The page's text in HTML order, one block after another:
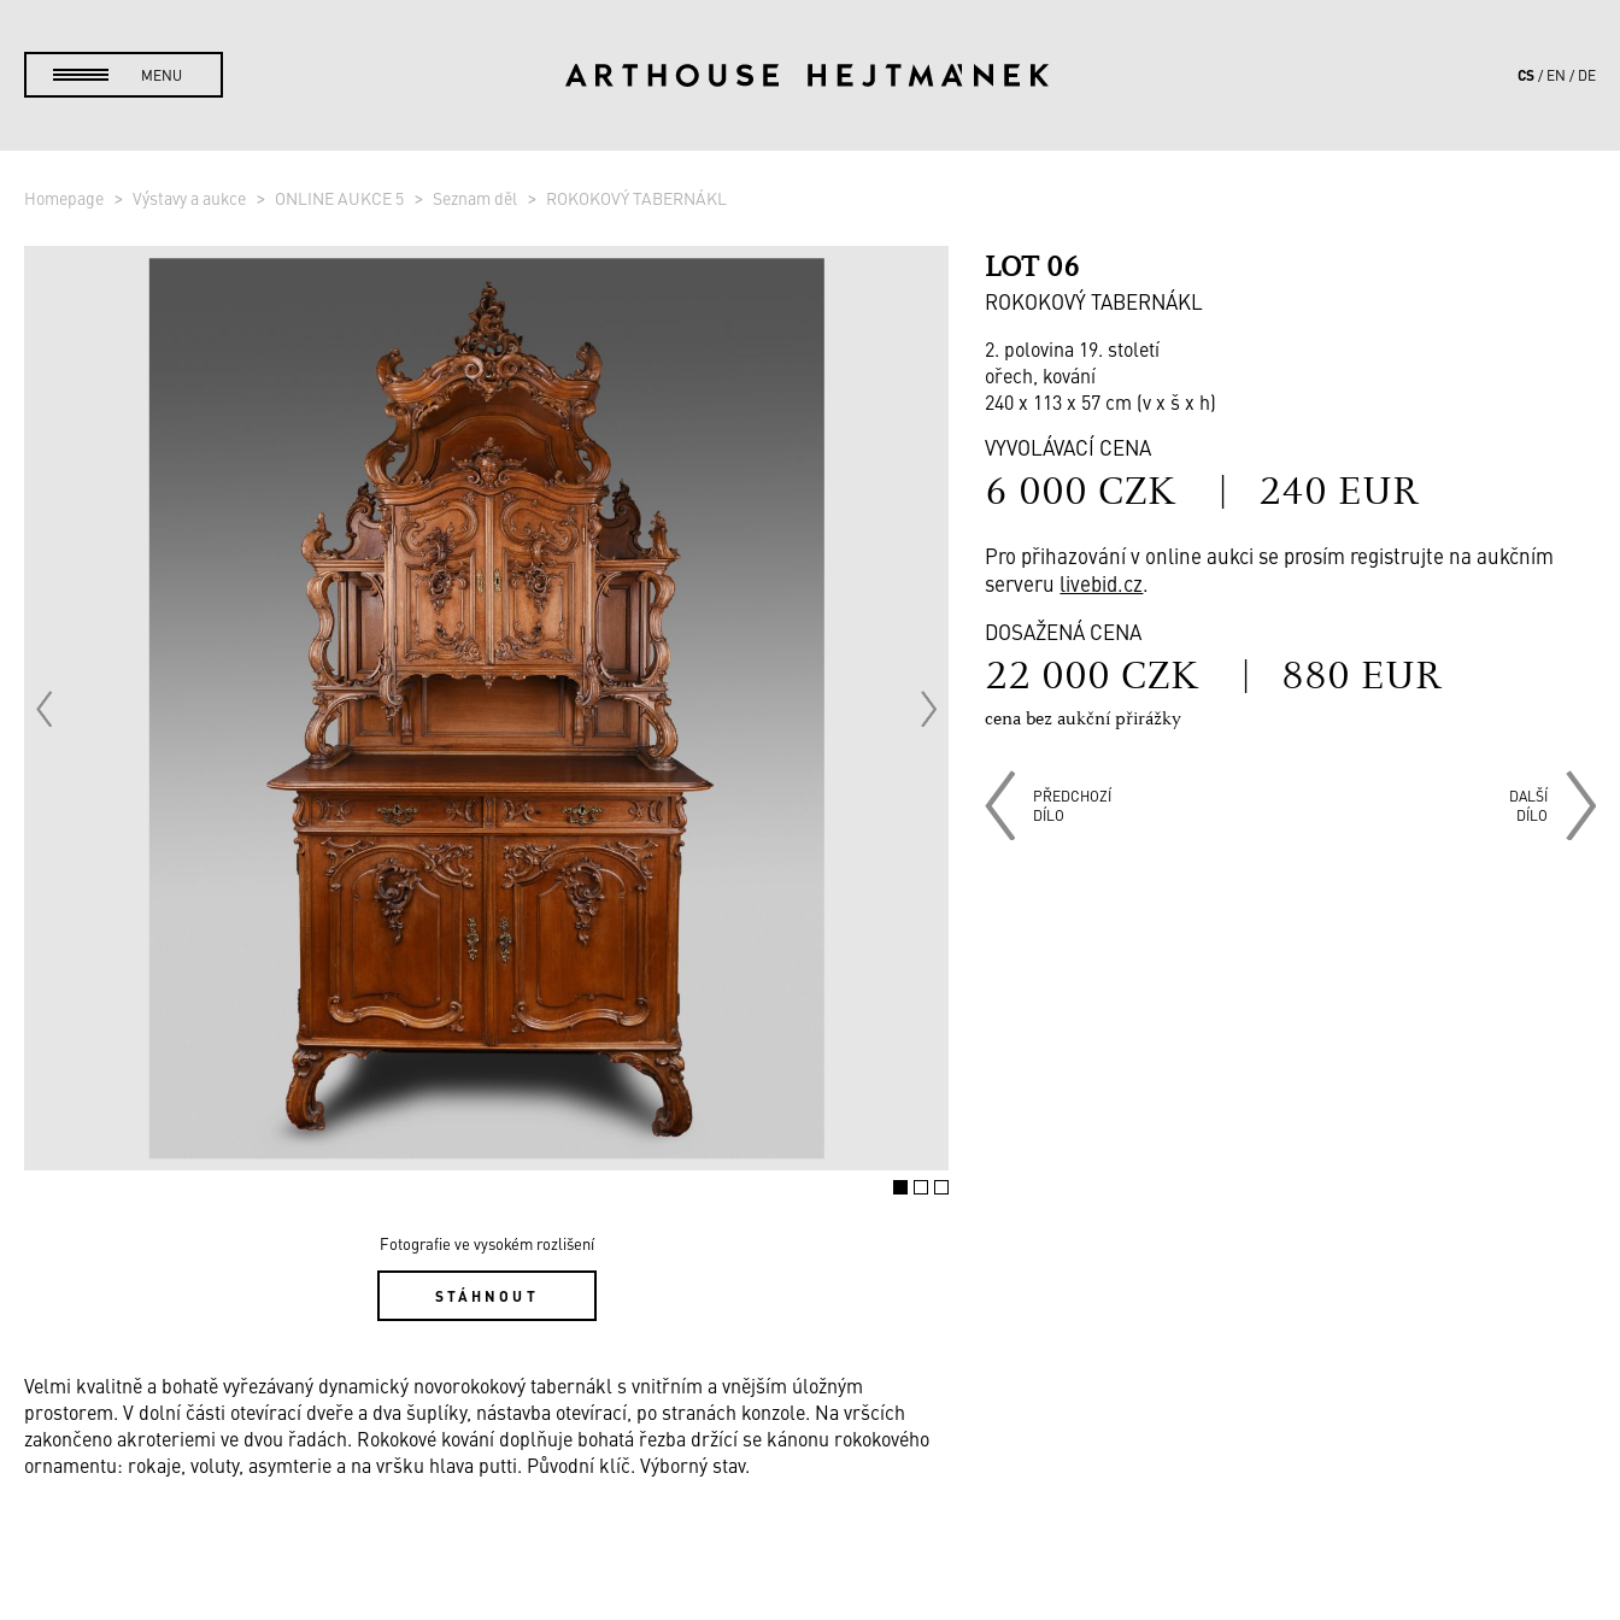
MENU CS EN DE
Homepage Výstavy a aukce ONLINE AUKCE 5 Seznam děl ROKOKOVÝ TABERNÁKL
Fotografie ve vysokém rozlišení
STÁHNOUT
LOT 06
ROKOKOVÝ TABERNÁKL
2. polovina 19. století
ořech, kování
240 x 113 x 57 cm (v x š x h)
VYVOLÁVACÍ CENA
6 000 CZK | 240 EUR
Pro přihazování v online aukci se prosím registrujte na aukčním
serveru livebid.cz.
DOSAŽENÁ CENA
22 000 CZK | 880 EUR
cena bez aukční přirážky
PŘEDCHOZÍ
DÍLO
DALŠÍ
DÍLO
Velmi kvalitně a bohatě vyřezávaný dynamický novorokokový tabernákl s vnitřním a vnějším úložným
prostorem. V dolní části otevírací dveře a dva šuplíky, nástavba otevírací, po stranách konzole. Na vršcích
zakončeno akroteriemi ve dvou řadách. Rokokové kování doplňuje bohatá řezba držící se kánonu rokokového
ornamentu: rokaje, voluty, asymterie a na vršku hlava putti. Původní klíč. Výborný stav.